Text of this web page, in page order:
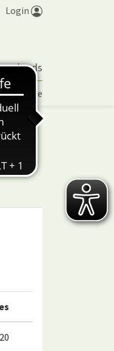
Login
Turniere